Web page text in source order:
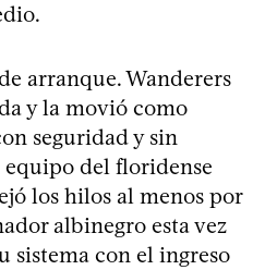
arranque. Wanderers
y la movió como
seguridad y sin
del floridense
los hilos al menos por
albinegro esta vez
sistema con el ingreso